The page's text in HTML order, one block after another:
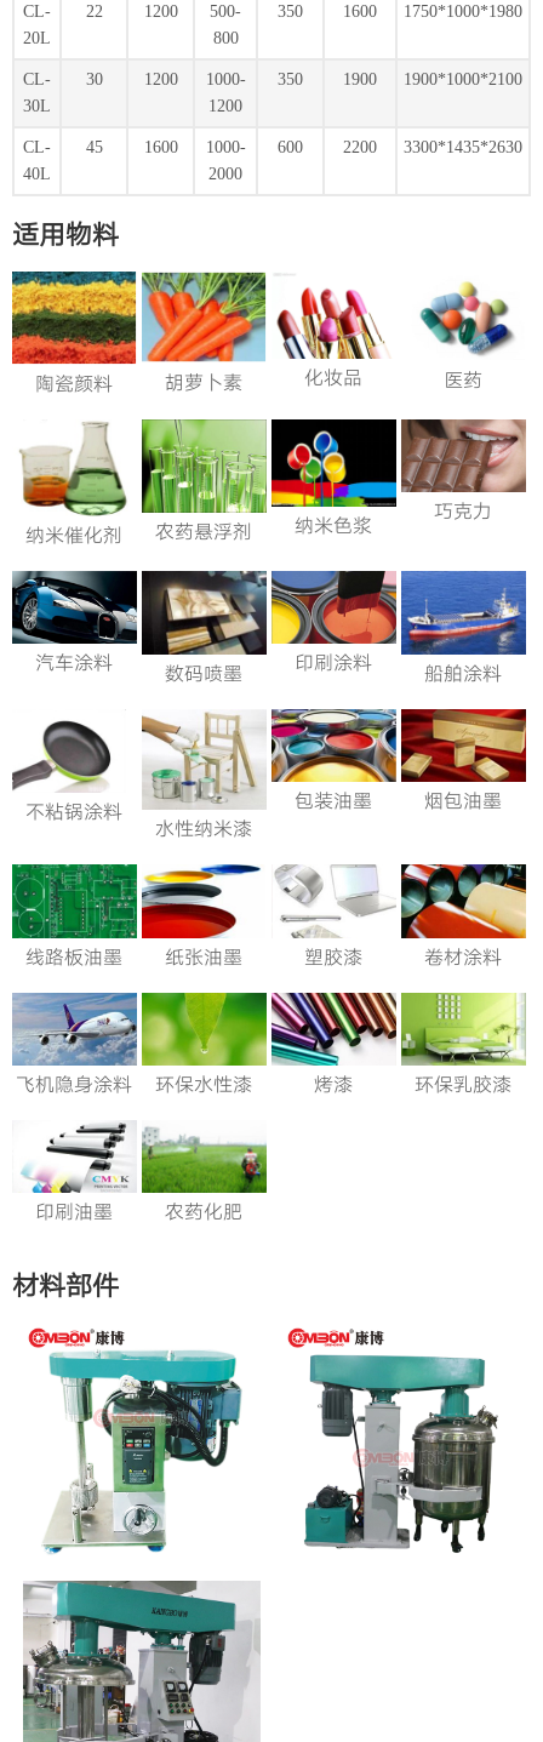
CL-
20L
22 1200
500-
800
350 1600 1750*1000*1980
CL-
30L
30 1200
1000-
1200
350 1900 1900*1000*2100
CL-
40L
45 1600
1000-
2000
600 2200 3300*1435*2630
适用物料
陶瓷颜料 胡萝卜素 化妆品 医药
纳米催化剂 农药悬浮剂 纳米色浆
巧克力
汽车涂料 数码喷墨 印刷涂料 船舶涂料
不粘锅涂料
水性纳米漆
包装油墨 烟包油墨
线路板油墨 纸张油墨 塑胶漆 卷材涂料
飞机隐身涂料 环保水性漆 烤漆 环保乳胶漆
印刷油墨 农药化肥
材料部件